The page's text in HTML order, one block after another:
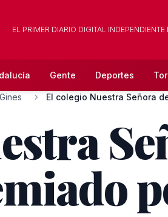
EL PRIMER DIARIO DIGITAL INDEPENDIENTE
Gente Deportes
Gines El colegio Nuestra Señora